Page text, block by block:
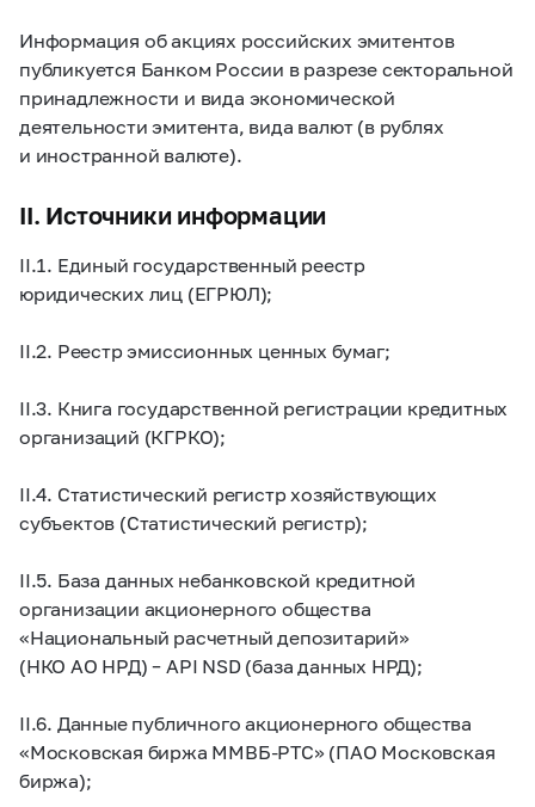
Информация об акциях российских эмитентов
публикуется Банком России в разрезе секторальной
принадлежности и вида экономической
деятельности эмитента, вида валют (в рублях
и иностранной валюте).
II. Источники информации
II.1. Единый государственный реестр
юридических лиц (ЕГРЮЛ);
II.2. Реестр эмиссионных ценных бумаг;
II.3. Книга государственной регистрации кредитных
организаций (КГРКО);
II.4. Статистический регистр хозяйствующих
субъектов (Статистический регистр);
II.5. База данных небанковской кредитной
организации акционерного общества
«Национальный расчетный депозитарий»
(НКО АО НРД) – API NSD (база данных НРД);
II.6. Данные публичного акционерного общества
«Московская биржа ММВБ-РТС» (ПАО Московская
биржа);